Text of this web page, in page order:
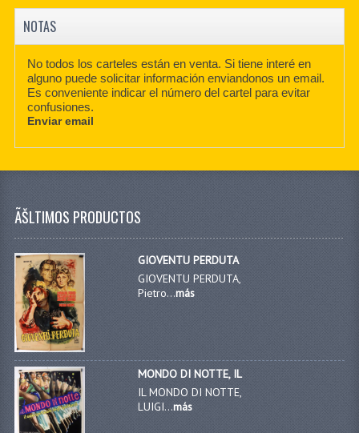
NOTAS
No todos los carteles están en venta. Si tiene interé en
alguno puede solicitar información enviandonos un email.
Es conveniente indicar el número del cartel para evitar
confusiones.
Enviar email
ÃŠLTIMOS PRODUCTOS
GIOVENTU PERDUTA
GIOVENTU PERDUTA,
Pietro...más
MONDO DI NOTTE, IL
IL MONDO DI NOTTE,
LUIGI...más